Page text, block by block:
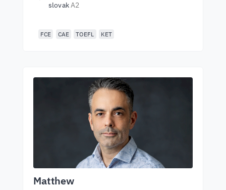
slovakA2
FCE CAE TOEFL KET
Matthew